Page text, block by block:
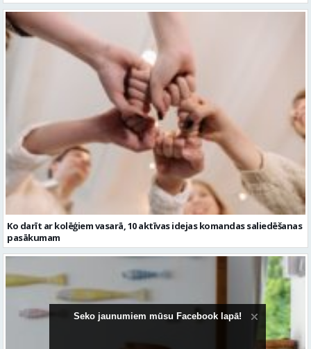
Ko darīt ar kolēģiem vasarā, 10 aktīvas idejas komandas saliedēšanas
pasākumam
Seko jaunumiem mūsu Facebook lapā!